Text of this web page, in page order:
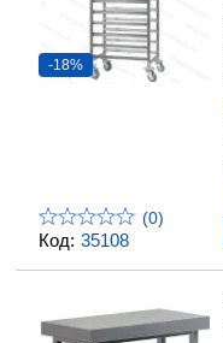
Код: 35108
-18%
(0)